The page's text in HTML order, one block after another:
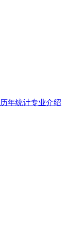
历年统计专业介绍